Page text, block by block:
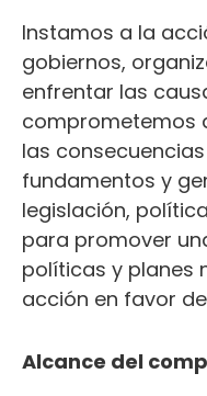
Instamos a la
gobiernos,
enfrentar las
comprometemos
las
fundamentos y
legislación,
para promover
políticas y planes
acción en favor
Alcance del